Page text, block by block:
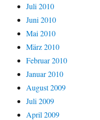
Juli 2010
Juni 2010
Mai 2010
März 2010
Februar 2010
Januar 2010
August 2009
Juli 2009
April 2009